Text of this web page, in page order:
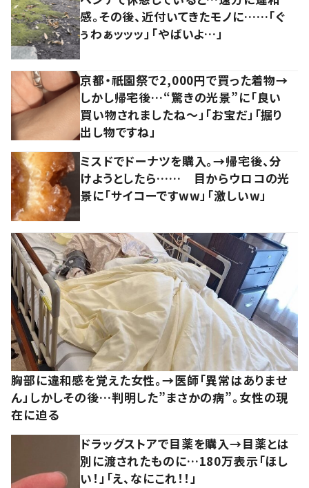
感。その後、近付いてきたモノに……「ぐ
ぅわぁッッッ」「やばいよ…」
京都・祇園祭で2,000円で買った着物→
しかし帰宅後…“驚きの光景”に「良い
買い物されましたね～」「お宝だ」「掘り
出し物ですね」
ミスドでドーナツを購入。→帰宅後、分
けようとしたら…… 目からウロコの光
景に「サイコーですww」「激しいw」
胸部に違和感を覚えた女性。→医師「異常はありませ
ん」しかしその後…判明した”まさかの病”。女性の現
在に迫る
ドラッグストアで目薬を購入→目薬とは
別に渡されたものに…180万表示「ほし
い！」「え、なにこれ！！」